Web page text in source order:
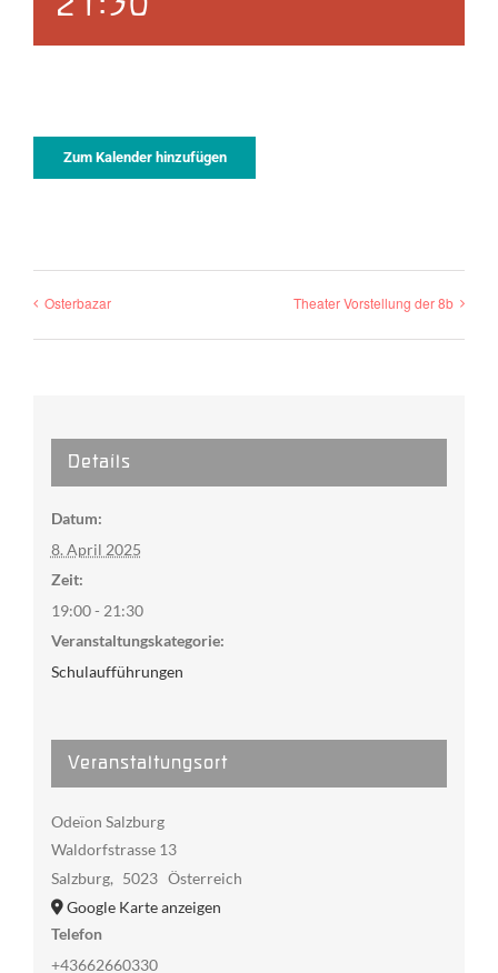
21:30
Zum Kalender hinzufügen
Osterbazar Theater Vorstellung der 8b
Details
Datum:
8. April 2025
Zeit:
19:00 - 21:30
Veranstaltungskategorie:
Schulaufführungen
Veranstaltungsort
Odeïon Salzburg
Waldorfstrasse 13
Salzburg, 5023 Österreich
Google Karte anzeigen
Telefon
+43662660330